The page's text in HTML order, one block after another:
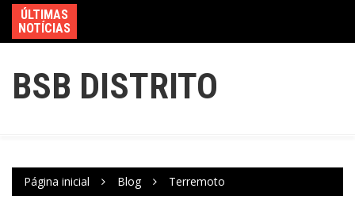
ÚLTIMAS
NOTÍCIAS
BSB DISTRITO
Página inicial Blog Terremoto